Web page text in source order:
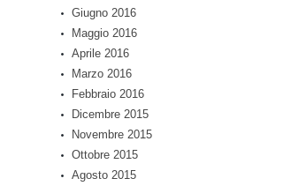
Giugno 2016
Maggio 2016
Aprile 2016
Marzo 2016
Febbraio 2016
Dicembre 2015
Novembre 2015
Ottobre 2015
Agosto 2015